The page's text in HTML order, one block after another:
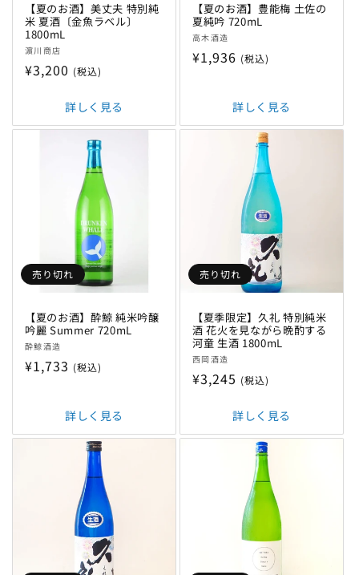
【夏のお酒】美丈夫 特別純
米 夏酒〔金魚ラベル〕
1800mL
販
売
濵川商店
通
格
¥3,200 (税込)
詳しく見る
【夏のお酒】豊能梅 土佐の
夏純吟 720mL
販
売
高木酒造
通
¥1,936 (税込)
詳しく見る
売り切れ
【夏のお酒】酔鯨 純米吟醸
吟麗 Summer 720mL
販
売
酔鯨酒造
通
¥1,733 (税込)
詳しく見る
売り切れ
【夏季限定】久礼 特別純米
酒 花火を見ながら晩酌する
河童 生酒 1800mL
販
売
西岡酒造
通
格
¥3,245 (税込)
詳しく見る